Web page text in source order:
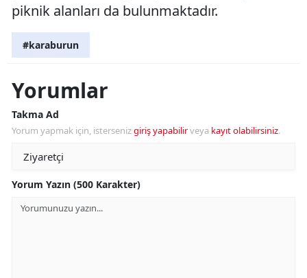
piknik alanları da bulunmaktadır.
#karaburun
Yorumlar
Takma Ad
Yorum yapmak için, istersenizgiriş yapabilirveya kayıt olabilirsiniz.
Yorum Yazın (500 Karakter)